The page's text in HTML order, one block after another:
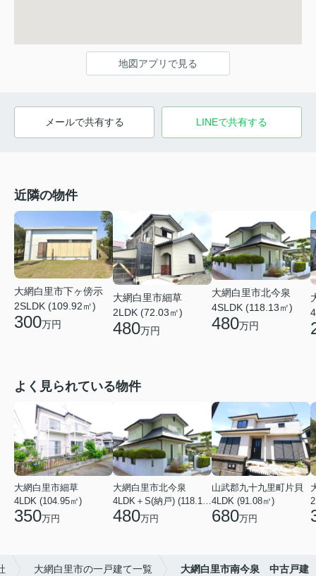
地図アプリで見る
メールで共有する LINEで共有する
近隣の物件
大網白里市下ヶ傍示
2SLDK (109.92㎡)
300万円
大網白里市細草
2LDK (72.03㎡)
480万円
大網白里市北今泉
4SLDK (118.13㎡)
480万円
よく見られている物件
大網白里市細草
4LDK (104.95㎡)
350万円
大網白里市北今泉
4LDK＋S(納戸) (118.13㎡)
480万円
山武郡九十九里町片貝
4LDK (91.08㎡)
680万円
大網白里市の一戸建て一覧 大網白里市南今泉 中古戸建